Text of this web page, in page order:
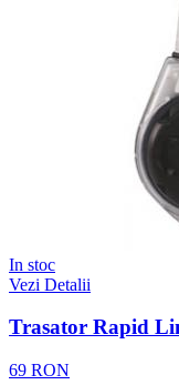
In stoc
Vezi Detalii
Trasator Rapid
69 RON